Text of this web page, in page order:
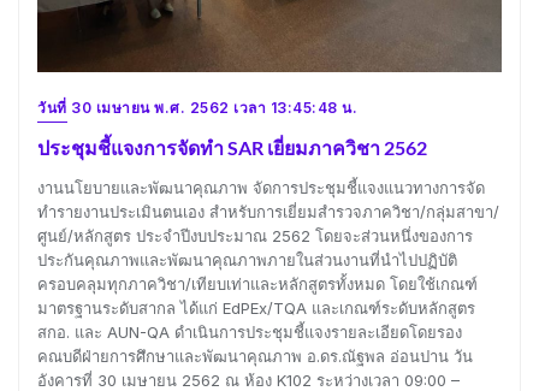
วันที่ 30 เมษายน พ.ศ. 2562 เวลา 13:45:48 น.
ประชุมชี้แจงการจัดทำ SAR เยี่ยมภาควิชา 2562
งานนโยบายและพัฒนาคุณภาพ จัดการประชุมชี้แจงแนวทางการจัด
ทำรายงานประเมินตนเอง สำหรับการเยี่ยมสำรวจภาควิชา/กลุ่มสาขา/
ศูนย์/หลักสูตร ประจำปีงบประมาณ 2562 โดยจะส่วนหนึ่งของการ
ประกันคุณภาพและพัฒนาคุณภาพภายในส่วนงานที่นำไปปฏิบัติ
ครอบคลุมทุกภาควิชา/เทียบเท่าและหลักสูตรทั้งหมด โดยใช้เกณฑ์
มาตรฐานระดับสากล ได้แก่ EdPEx/TQA และเกณฑ์ระดับหลักสูตร
สกอ. และ AUN-QA ดำเนินการประชุมชี้แจงรายละเอียดโดยรอง
คณบดีฝ่ายการศึกษาและพัฒนาคุณภาพ อ.ดร.ณัฐพล อ่อนปาน วัน
อังคารที่ 30 เมษายน 2562 ณ ห้อง K102 ระหว่างเวลา 09:00 –